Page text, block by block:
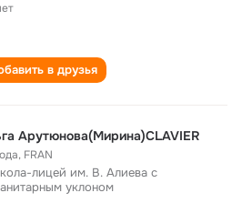
в друзья
Арутюнова(Мирина)CLAVIER
, FRAN
лицей им. В. Алиева с
уклоном